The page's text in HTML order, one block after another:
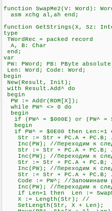
function SwapMe2(V: Word):
asm xchg al,ah end;
function GetStrings(X, Sz:
type
TWordRec = packed record
A, B: Char
end;
var
PW: PWord; PB: PByte
Len: Word; Code: Word;
begin
New(Result, Init);
with Result.Add^ do
begin
PW := Addr(ROM[X]);
while PW^ <> 0 do
begin
if (PW^ = $000E) or (PW^ =
begin
if PW^ = $0E00 then Len:=1
Str := Str + PC.A + PC.B; //
Inc(PW); //Переходим к
Str := Str + PC.A + PC.B; //
Inc(PW); //Переходим к
Str := Str + PC.A + PC.B; //
Inc(PW); //Переходим к
Str := Str + PC.A + PC.B; //
Code := PW^; //Запоминаем
Inc(PW); //Переходим к
if Len=1 then Len :=
X := Length(Str); //
SetLength(Str, X +